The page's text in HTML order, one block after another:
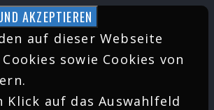
auf dieser Webseite
sowie Cookies von
Klick auf das Auswahlfeld